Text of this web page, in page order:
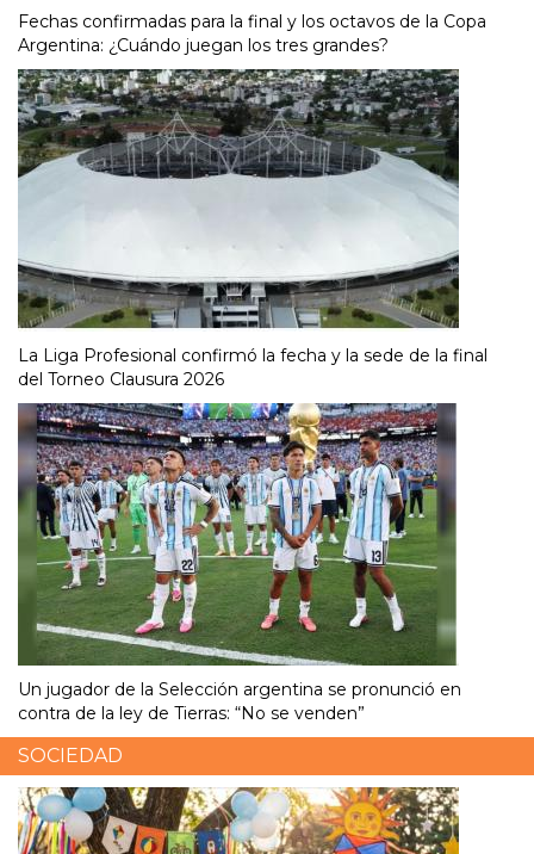
Fechas confirmadas para la final y los octavos de la Copa
Argentina: ¿Cuándo juegan los tres grandes?
La Liga Profesional confirmó la fecha y la sede de la final
del Torneo Clausura 2026
Un jugador de la Selección argentina se pronunció en
contra de la ley de Tierras: “No se venden”
SOCIEDAD